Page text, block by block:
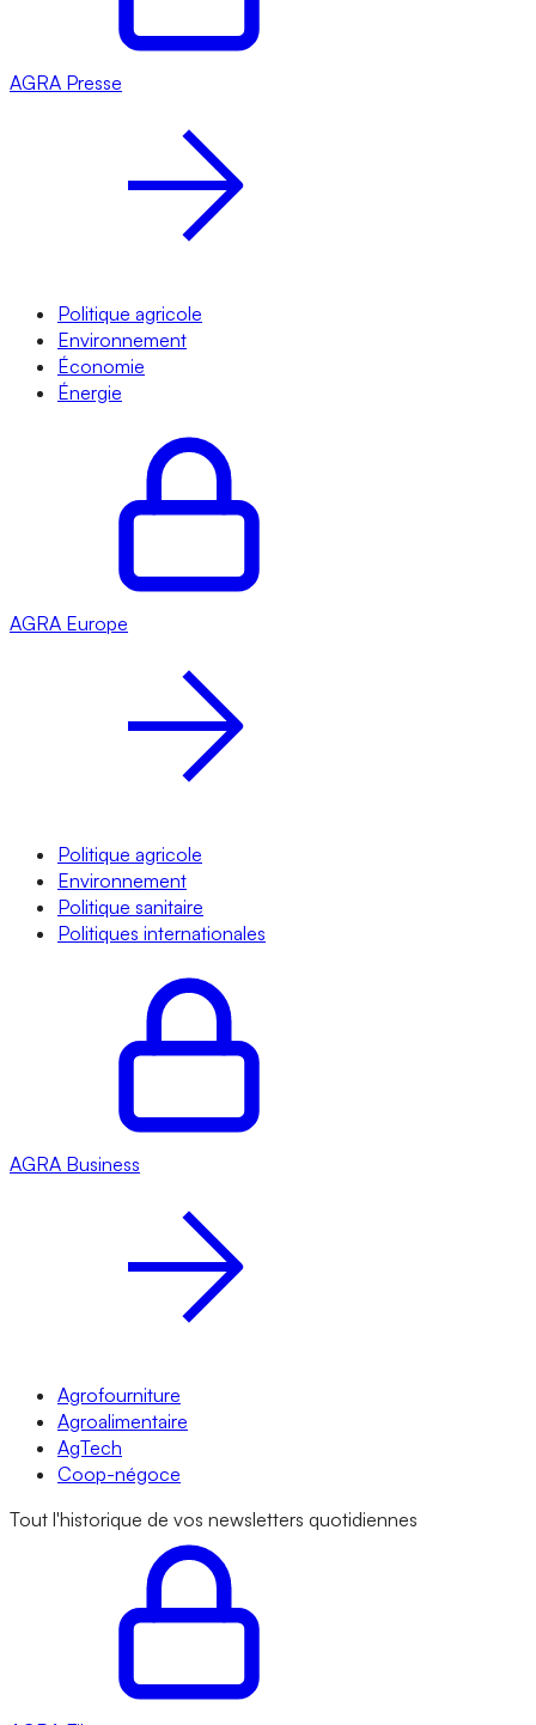
AGRA Presse
Politique agricole
Environnement
Économie
Énergie
AGRA Europe
Politique agricole
Environnement
Politique sanitaire
Politiques internationales
AGRA Business
Agrofourniture
Agroalimentaire
AgTech
Coop-négoce
Tout l'historique de vos newsletters quotidiennes